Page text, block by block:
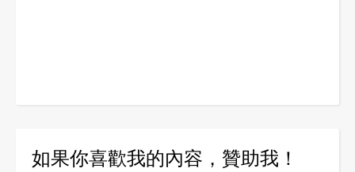
如果你喜歡我的內容，贊助我！